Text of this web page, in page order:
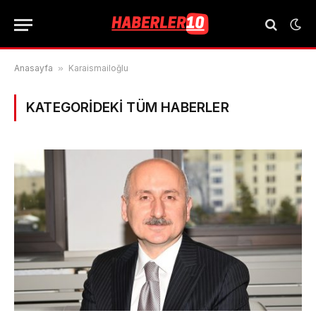
Anasayfa » Karaismailoğlu
KATEGORIDEKI TÜM HABERLER